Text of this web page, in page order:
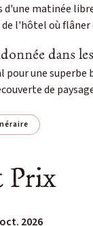
matinée
l'hôtel où flâner
dans les
une superbe
de
Prix
2026